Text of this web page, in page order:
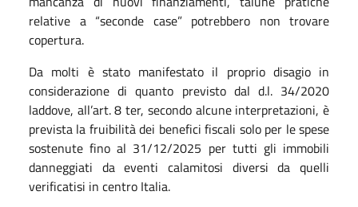
relative a “seconde case” potrebbero non trovare
copertura.
Da molti è stato manifestato il proprio disagio in
considerazione di quanto previsto dal d.l. 34/2020
laddove, all’art. 8 ter, secondo alcune interpretazioni, è
prevista la fruibilità dei benefici fiscali solo per le spese
sostenute fino al 31/12/2025 per tutti gli immobili
danneggiati da eventi calamitosi diversi da quelli
verificatisi in centro Italia.